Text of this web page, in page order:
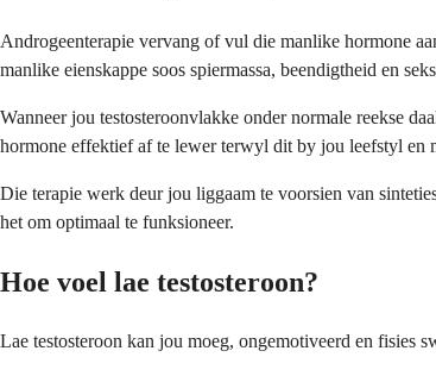
Androgeenterapie vervang of vul die manlike hormone
manlike eienskappe soos spiermassa, beendigtheid en
Wanneer jou testosteroonvlakke onder normale reekse
hormone effektief af te lewer terwyl dit by jou leefstyl en
Die terapie werk deur jou liggaam te voorsien van
het om optimaal te funksioneer.
Hoe voel lae testosteroon?
Lae testosteroon kan jou moeg, ongemotiveerd en fisies